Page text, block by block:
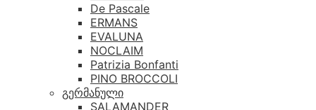
De Pascale
ERMANS
EVALUNA
NOCLAIM
Patrizia Bonfanti
PINO BROCCOLI
გერმანული
SALAMANDER